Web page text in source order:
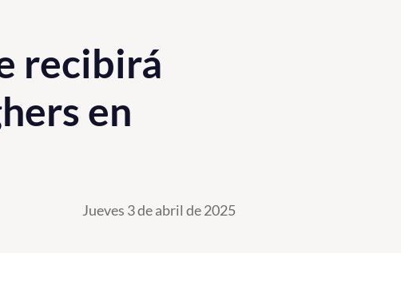
recibirá
en
Jueves 3 de abril de 2025